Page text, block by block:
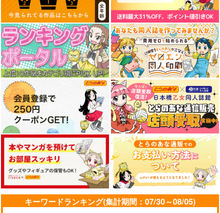
サンプル
カート
東方クリアファイル
秋静葉＆穣子5
AbsoluteZero
550円（税込）
秋静葉
サンプル
作品詳細
東方クリアファイル
紫＆藍５
AbsoluteZero
550円（税込）
八雲紫
サンプル
作品詳細
Illstarred Dive
FELT
1,540円（税込）
サンプル
作品詳細
キーワードランキング(集計期間：07/30～08/05)